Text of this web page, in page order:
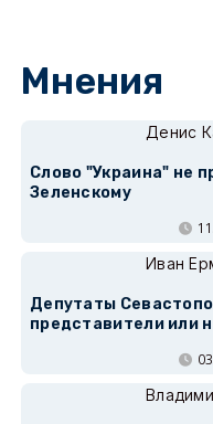
Мнения
Денис
Слово "Украина" не
Зеленскому
Иван
Депутаты
представители или